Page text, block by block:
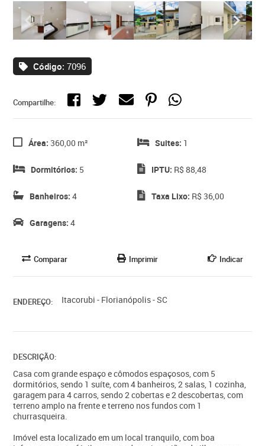
Código: 7096
Compartilhe:
Área: 360,00 m²
Dormitórios: 5
Banheiros: 4
Garagens: 4
Suites: 1
IPTU: R$ 88,48
Taxa Lixo: R$ 36,00
Comparar Imprimir Indicar
ENDEREÇO: Itacorubi - Florianópolis - SC
DESCRIÇÃO:
Casa com grande espaço e cômodos espaçosos, com 5
dormitórios, sendo 1 suíte, com 4 banheiros, 2 salas, 1 cozinha,
garagem para 4 carros, sendo 2 cobertas e 2 descobertas, com
terreno amplo na frente e terreno nos fundos com 1
churrasqueira.
Imóvel esta localizado em um local tranquilo, com boa